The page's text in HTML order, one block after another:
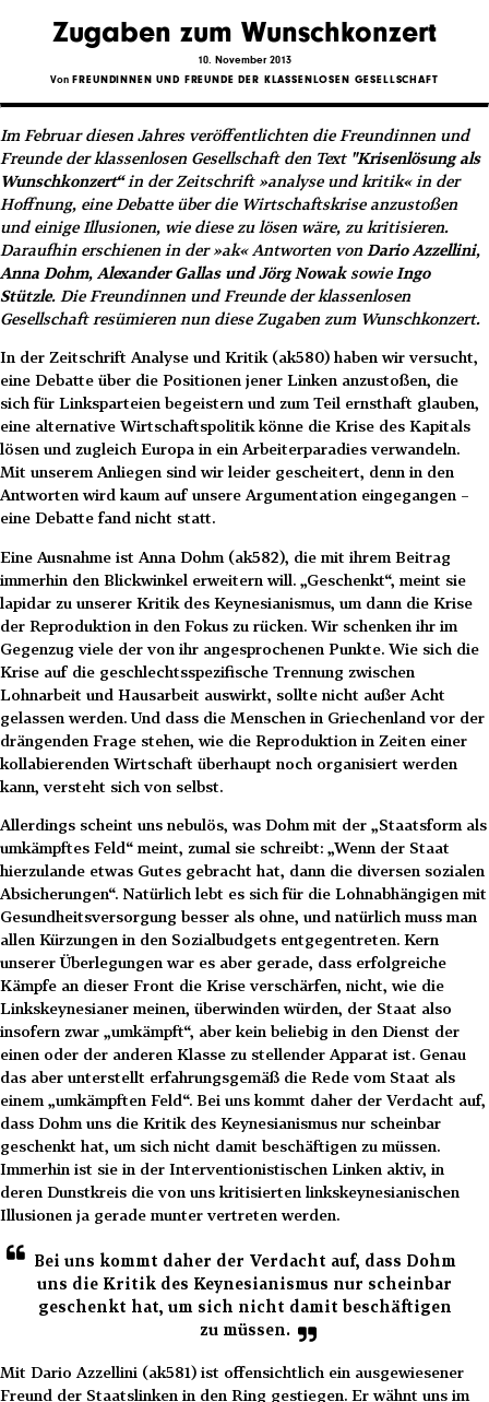
Zugaben zum Wunschkonzert
10. November 2013
VonFREUNDINNEN UND FREUNDE DER KLASSENLOSEN GESELLSCHAFT
Im Februar diesen Jahres veröffentlichten die Freundinnen und
Freunde der klassenlosen Gesellschaft den Text "Krisenlösung als
Wunschkonzert“in der Zeitschrift »analyse und kritik« in der
Hoffnung, eine Debatte über die Wirtschaftskrise anzustoßen
und einige Illusionen, wie diese zu lösen wäre, zu kritisieren.
Daraufhin erschienen in der »ak« Antworten von Dario Azzellini,
Anna Dohm, Alexander Gallas und Jörg Nowaksowie Ingo
Stützle. Die Freundinnen und Freunde der klassenlosen
Gesellschaft resümieren nun diese Zugaben zum Wunschkonzert.
In der Zeitschrift Analyse und Kritik (ak580) haben wir versucht,
eine Debatte über die Positionen jener Linken anzustoßen, die
sich für Linksparteien begeistern und zum Teil ernsthaft glauben,
eine alternative Wirtschaftspolitik könne die Krise des Kapitals
lösen und zugleich Europa in ein Arbeiterparadies verwandeln.
Mit unserem Anliegen sind wir leider gescheitert, denn in den
Antworten wird kaum auf unsere Argumentation eingegangen –
eine Debatte fand nicht statt.
Eine Ausnahme ist Anna Dohm (ak582), die mit ihrem Beitrag
immerhin den Blickwinkel erweitern will. „Geschenkt“, meint sie
lapidar zu unserer Kritik des Keynesianismus, um dann die Krise
der Reproduktion in den Fokus zu rücken. Wir schenken ihr im
Gegenzug viele der von ihr angesprochenen Punkte. Wie sich die
Krise auf die geschlechtsspezifische Trennung zwischen
Lohnarbeit und Hausarbeit auswirkt, sollte nicht außer Acht
gelassen werden. Und dass die Menschen in Griechenland vor der
drängenden Frage stehen, wie die Reproduktion in Zeiten einer
kollabierenden Wirtschaft überhaupt noch organisiert werden
kann, versteht sich von selbst.
Allerdings scheint uns nebulös, was Dohm mit der „Staatsform als
umkämpftes Feld“ meint, zumal sie schreibt: „Wenn der Staat
hierzulande etwas Gutes gebracht hat, dann die diversen sozialen
Absicherungen“. Natürlich lebt es sich für die Lohnabhängigen mit
Gesundheitsversorgung besser als ohne, und natürlich muss man
allen Kürzungen in den Sozialbudgets entgegentreten. Kern
unserer Überlegungen war es aber gerade, dass erfolgreiche
Kämpfe an dieser Front die Krise verschärfen, nicht, wie die
Linkskeynesianer meinen, überwinden würden, der Staat also
insofern zwar „umkämpft“, aber kein beliebig in den Dienst der
einen oder der anderen Klasse zu stellender Apparat ist. Genau
das aber unterstellt erfahrungsgemäß die Rede vom Staat als
einem „umkämpften Feld“. Bei uns kommt daher der Verdacht auf,
dass Dohm uns die Kritik des Keynesianismus nur scheinbar
geschenkt hat, um sich nicht damit beschäftigen zu müssen.
Immerhin ist sie in der Interventionistischen Linken aktiv, in
deren Dunstkreis die von uns kritisierten linkskeynesianischen
Illusionen ja gerade munter vertreten werden.
Bei uns kommt daher der Verdacht auf, dass Dohm
uns die Kritik des Keynesianismus nur scheinbar
geschenkt hat, um sich nicht damit beschäftigen
zu müssen.
Mit Dario Azzellini (ak581) ist offensichtlich ein ausgewiesener
Freund der Staatslinken in den Ring gestiegen. Er wähnt uns im